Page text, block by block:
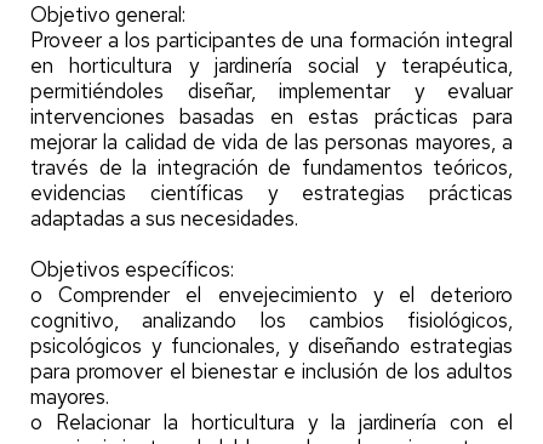
Objetivo general:
Proveer a los participantes de una formación integral
en horticultura y jardinería social y terapéutica,
permitiéndoles diseñar, implementar y evaluar
intervenciones basadas en estas prácticas para
mejorar la calidad de vida de las personas mayores, a
través de la integración de fundamentos teóricos,
evidencias científicas y estrategias prácticas
adaptadas a sus necesidades.
Objetivos específicos:
o Comprender el envejecimiento y el deterioro
cognitivo, analizando los cambios fisiológicos,
psicológicos y funcionales, y diseñando estrategias
para promover el bienestar e inclusión de los adultos
mayores.
o Relacionar la horticultura y la jardinería con el